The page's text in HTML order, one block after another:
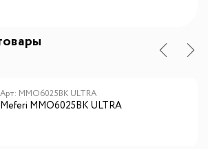
Арт: MMO6025BK ULTRA
Meferi MMO6025BK ULTRA